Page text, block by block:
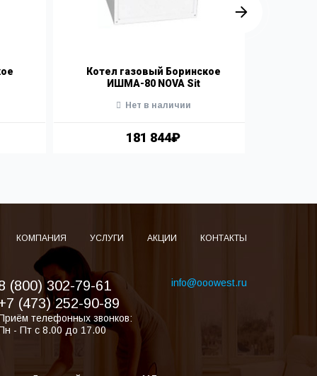
Котел газовый Боринское
ИШМА-80 NOVA Sit
181 844₽
Нет в наличии
КОМПАНИЯ УСЛУГИ АКЦИИ КОНТАКТЫ
(800) 302-79-61
(473) 252-90-89
телефонных звонков:
- Пт с 8.00 до 17.00
info@ooowest.ru